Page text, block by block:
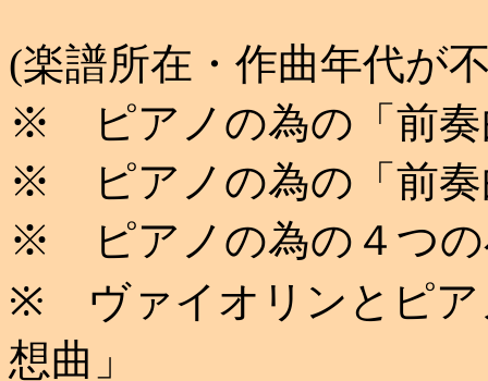
(楽譜所在・作曲年代が
※ ピアノの為の「前奏
※ ピアノの為の「前奏
※ ピアノの為の４つの
※ ヴァイオリンとピア
想曲」